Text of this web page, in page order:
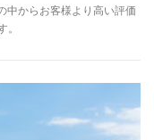
中からお客様より高い評価